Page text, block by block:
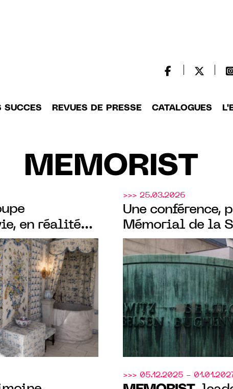
SUCCES REVUES DE PRESSE CATALOGUES
MEMORIST
en réalité
ducaux
>>> 25.03.2026
Une conférence,
Mémorial de la
préservation des
génocide à
2026
>>> 05.12.2025 -